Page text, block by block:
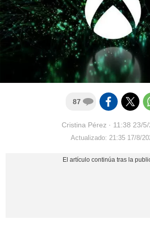
87
Cristina Pérez· 11:38 23/
Actualizado: 21:35 17/8/